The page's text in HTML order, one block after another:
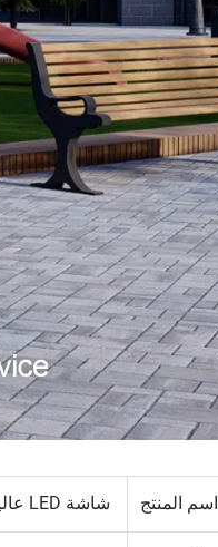
اسم المنتج شاشة LED عالية الجودة مقاومة للماء بألوان كاملة للمجال الخارجي، بحجم 4 مم، إعلان رقمي عبر لوحة إعلانية